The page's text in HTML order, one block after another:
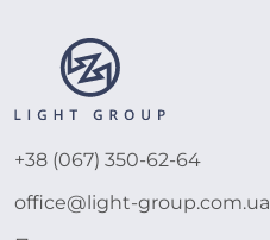
+38 (067) 350-62-64
office@light-group.com.ua